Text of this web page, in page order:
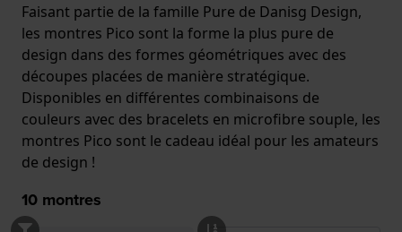
Faisant partie de la famille Pure de Danisg Design,
les montres Pico sont la forme la plus pure de
design dans des formes géométriques avec des
découpes placées de manière stratégique.
Disponibles en différentes combinaisons de
couleurs avec des bracelets en microfibre souple, les
montres Pico sont le cadeau idéal pour les amateurs
de design !
10 montres